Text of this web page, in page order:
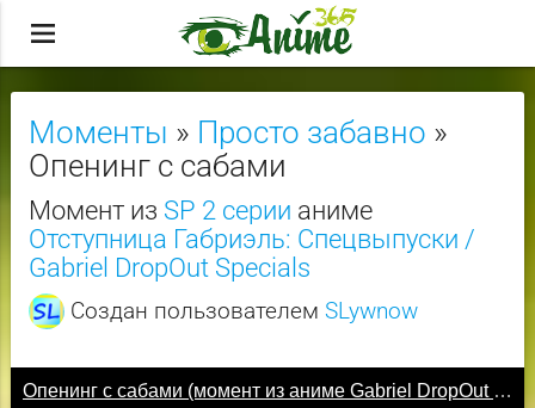
menu
Моменты » Просто забавно »
Опенинг с сабами
Момент из SP 2 серии аниме
Отступница Габриэль: Спецвыпуски /
Gabriel DropOut Specials
Создан пользователем SLywnow